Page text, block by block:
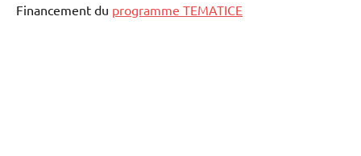
Financement du programme TEMATICE